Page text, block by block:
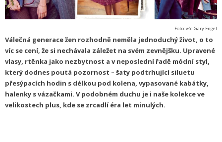
Foto: vše Gary Engel
Válečná generace žen rozhodně neměla jednoduchý život, o to
víc se cení, že si nechávala záležet na svém zevnějšku. Upravené
vlasy, rtěnka jako nezbytnost a v neposlední řadě módní styl,
který dodnes poutá pozornost – šaty podtrhující siluetu
přesýpacích hodin s délkou pod kolena, vypasované kabátky,
halenky s vázačkami. V podobném duchu je i naše kolekce ve
velikostech plus, kde se zrcadlí éra let minulých.